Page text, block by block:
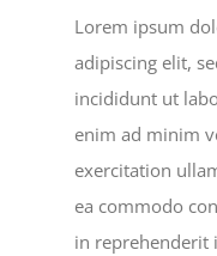
Lorem ipsum
adipiscing elit,
incididunt ut
enim ad minim
exercitation
ea commodo
in reprehenderit